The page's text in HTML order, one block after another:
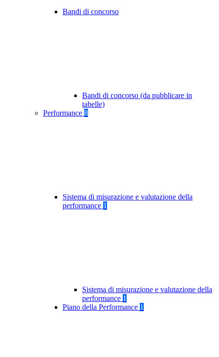
Bandi di concorso
Bandi di concorso (da pubblicare in
tabelle)
Performance 8
Sistema di misurazione e valutazione della
performance 1
Sistema di misurazione e valutazione della
performance 1
Piano della Performance 1